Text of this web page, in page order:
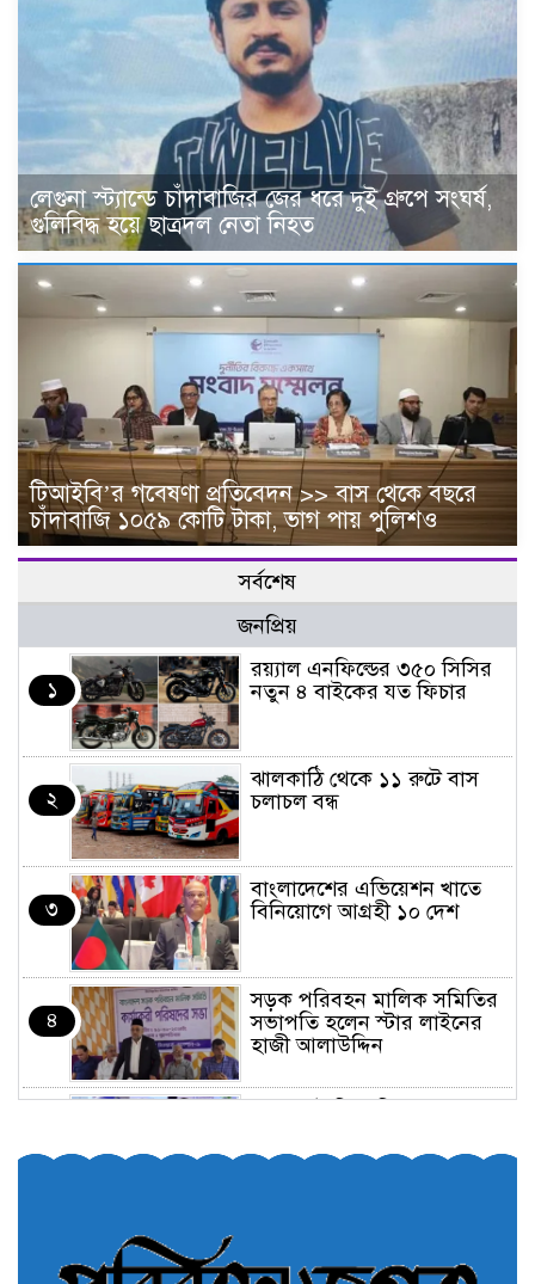
লেগুনা স্ট্যান্ডে চাঁদাবাজির জের ধরে দুই গ্রুপে সংঘর্ষ,
গুলিবিদ্ধ হয়ে ছাত্রদল নেতা নিহত
টিআইবি’র গবেষণা প্রতিবেদন >> বাস থেকে বছরে
চাঁদাবা‌জি ১০৫৯ কোটি টাকা, ভাগ পায় পুলিশও
সর্বশেষ
জনপ্রিয়
১
র‌য়্যাল এনফিল্ডের ৩৫০ সিসির
নতুন ৪ বাইকের যত ফিচার
২
ঝালকাঠি থেকে ১১ রুটে বাস
চলাচল বন্ধ
৩
বাংলাদেশের এভিয়েশন খাতে
বিনিয়োগে আগ্রহী ১০ দেশ
৪
সড়ক পরিবহন মালিক সমিতির
সভাপতি হলেন স্টার লাইনের
হাজী আলাউদ্দিন